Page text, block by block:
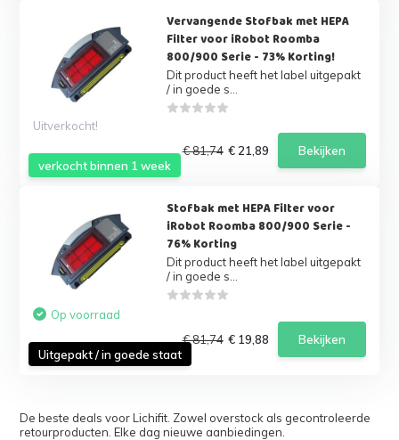
verkocht binnen 1 week
Vervangende Stofbak met HEPA
Filter voor iRobot Roomba
800/900 Serie - 73% Korting!
Dit product heeft het label uitgepakt
/ in goede s...
Uitverkocht!
€ 81,74 € 21,89 Bekijken
Uitgepakt / in goede staat
Stofbak met HEPA Filter voor
iRobot Roomba 800/900 Serie -
76% Korting
Dit product heeft het label uitgepakt
/ in goede s...
Op voorraad
€ 81,74 € 19,88 Bekijken
De beste deals voor Lichifit. Zowel overstock als gecontroleerde
retourproducten. Elke dag nieuwe aanbiedingen.